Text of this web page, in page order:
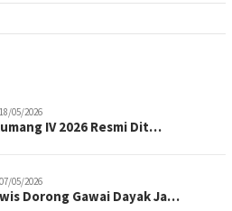
18/05/2026
IV 2026 Resmi Dit…
07/05/2026
Dorong Gawai Dayak Ja…